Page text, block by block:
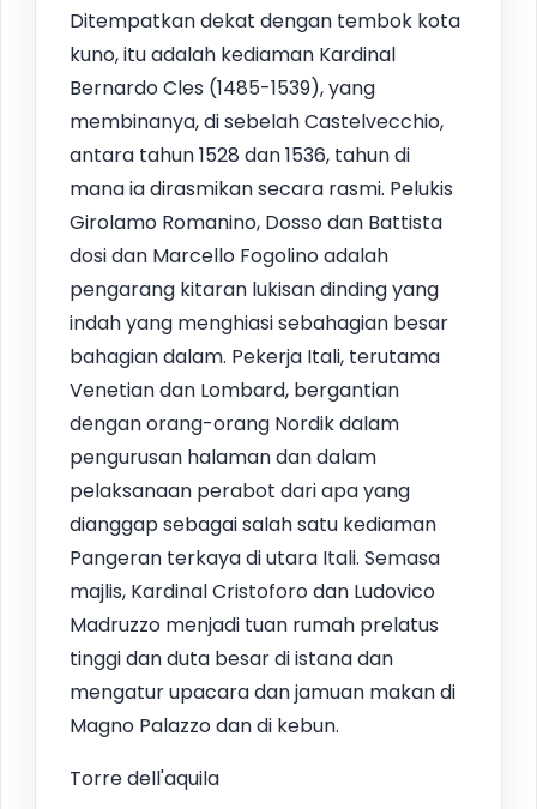
Ditempatkan dekat dengan tembok kota
kuno, itu adalah kediaman Kardinal
Bernardo Cles (1485-1539), yang
membinanya, di sebelah Castelvecchio,
antara tahun 1528 dan 1536, tahun di
mana ia dirasmikan secara rasmi. Pelukis
Girolamo Romanino, Dosso dan Battista
dosi dan Marcello Fogolino adalah
pengarang kitaran lukisan dinding yang
indah yang menghiasi sebahagian besar
bahagian dalam. Pekerja Itali, terutama
Venetian dan Lombard, bergantian
dengan orang-orang Nordik dalam
pengurusan halaman dan dalam
pelaksanaan perabot dari apa yang
dianggap sebagai salah satu kediaman
Pangeran terkaya di utara Itali. Semasa
majlis, Kardinal Cristoforo dan Ludovico
Madruzzo menjadi tuan rumah prelatus
tinggi dan duta besar di istana dan
mengatur upacara dan jamuan makan di
Magno Palazzo dan di kebun.
Torre dell'aquila